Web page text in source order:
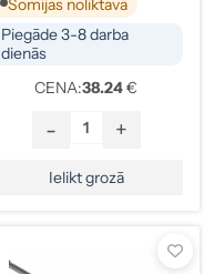
Piegāde 3-8 darba
dienās
CENA:38.24€
- +
Ielikt grozā